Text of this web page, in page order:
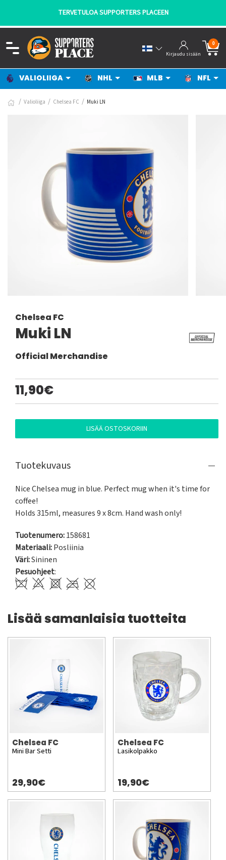
TERVETULOA SUPPORTERS PLACEEN
Kirjaudu sisään
0
VALIOLIIGA NHL MLB NFL
Valioliiga Chelsea FC Muki LN
Chelsea FC
Muki LN
Official Merchandise
11,90€
LISÄÄ OSTOSKORIIN
Tuotekuvaus
Nice Chelsea mug in blue. Perfect mug when it's time for
coffee!
Holds 315ml, measures 9 x 8cm. Hand wash only!
Tuotenumero:158681
Materiaali:Posliinia
Väri:Sininen
Pesuohjeet:
Lisää samanlaisia tuotteita
Chelsea FC
Mini Bar Setti
29,90€
Chelsea FC
Lasikolpakko
19,90€